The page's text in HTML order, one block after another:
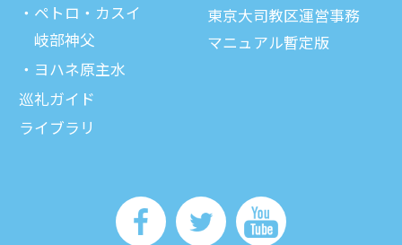
ペトロ・カスイ
岐部神父
ヨハネ原主水
巡礼ガイド
ライブラリ
東京大司教区運営事務
マニュアル暫定版